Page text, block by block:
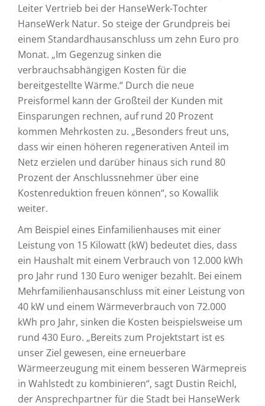
Leiter Vertrieb bei der HanseWerk-Tochter
HanseWerk Natur. So steige der Grundpreis bei
einem Standardhausanschluss um zehn Euro pro
Monat. „Im Gegenzug sinken die
verbrauchsabhängigen Kosten für die
bereitgestellte Wärme.“ Durch die neue
Preisformel kann der Großteil der Kunden mit
Einsparungen rechnen, auf rund 20 Prozent
kommen Mehrkosten zu. „Besonders freut uns,
dass wir einen höheren regenerativen Anteil im
Netz erzielen und darüber hinaus sich rund 80
Prozent der Anschlussnehmer über eine
Kostenreduktion freuen können“, so Kowallik
weiter.
Am Beispiel eines Einfamilienhauses mit einer
Leistung von 15 Kilowatt (kW) bedeutet dies, dass
ein Haushalt mit einem Verbrauch von 12.000 kWh
pro Jahr rund 130 Euro weniger bezahlt. Bei einem
Mehrfamilienhausanschluss mit einer Leistung von
40 kW und einem Wärmeverbrauch von 72.000
kWh pro Jahr, sinken die Kosten beispielsweise um
rund 430 Euro. „Bereits zum Projektstart ist es
unser Ziel gewesen, eine erneuerbare
Wärmeerzeugung mit einem besseren Wärmepreis
in Wahlstedt zu kombinieren“, sagt Dustin Reichl,
der Ansprechpartner für die Stadt bei HanseWerk